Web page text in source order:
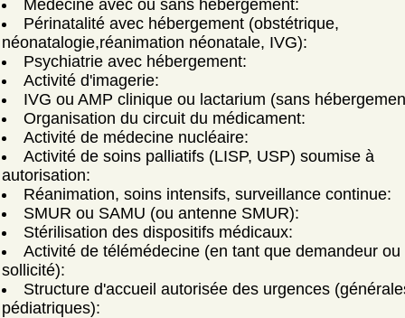
Médecine avec ou sans hébergement:
Périnatalité avec hébergement (obstétrique,
néonatalogie,réanimation néonatale, IVG):
Psychiatrie avec hébergement:
Activité d'imagerie:
IVG ou AMP clinique ou lactarium (sans
Organisation du circuit du médicament:
Activité de médecine nucléaire:
Activité de soins palliatifs (LISP, USP) soumise à
autorisation:
Réanimation, soins intensifs, surveillance continue:
SMUR ou SAMU (ou antenne SMUR):
Stérilisation des dispositifs médicaux:
Activité de télémédecine (en tant que demandeur ou
sollicité):
Structure d'accueil autorisée des urgences
pédiatriques):